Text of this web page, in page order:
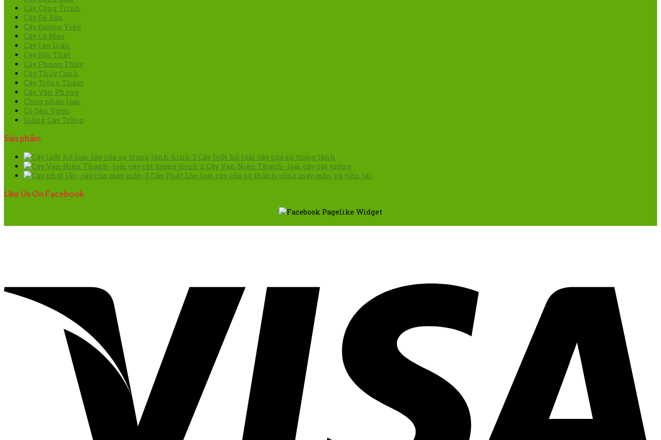
Cây Công Trình
Cây Để Bàn
Cây Đường Viền
Cây Lá Màu
Cây Leo Giàn
Cây Nội Thất
Cây Phong Thủy
Cây Thủy Canh
Cây Trồng Thảm
Cây Văn Phòng
Chưa phân loại
Cỏ Sân Vườn
Giống Cây Trồng
Sản phẩm
Cây lưỡi hổ-loài cây của sự trong lành
Cây Vạn Niên Thanh- loài cây cát tường
Cây Phát Lộc-loài cây của sự thành công,may mắn và tiền tài.
Like Us On Facebook